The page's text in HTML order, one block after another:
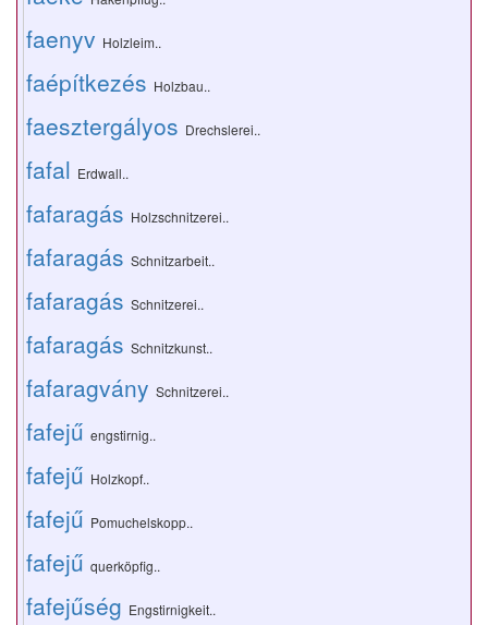
faenyv Holzleim..
faépítkezés Holzbau..
faesztergályos Drechslerei..
fafal Erdwall..
fafaragás Holzschnitzerei..
fafaragás Schnitzarbeit..
fafaragás Schnitzerei..
fafaragás Schnitzkunst..
fafaragvány Schnitzerei..
fafejű engstirnig..
fafejű Holzkopf..
fafejű Pomuchelskopp..
fafejű querköpfig..
fafejűség Engstirnigkeit..